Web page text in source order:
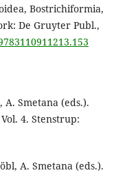
Bostrichiformia,
De Gruyter Publ.,
Smetana (eds.).
4. Stenstrup:
A. Smetana (eds.).